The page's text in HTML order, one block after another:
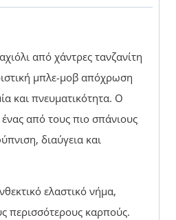
από χάντρες τανζανίτη
μπλε-μοβ απόχρωση
και πνευματικότητα. Ο
ένας από τους πιο σπάνιους
διαύγεια και
ελαστικό νήμα,
περισσότερους καρπούς.